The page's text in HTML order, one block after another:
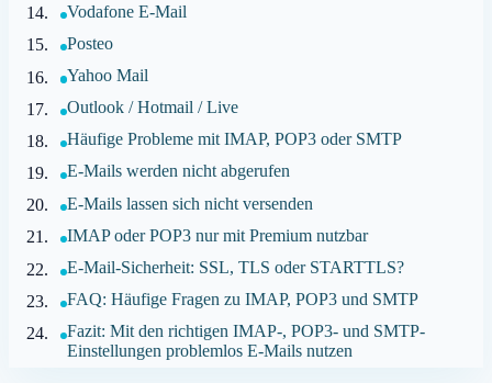
Vodafone E-Mail
Posteo
Yahoo Mail
Outlook / Hotmail / Live
Häufige Probleme mit IMAP, POP3 oder SMTP
E-Mails werden nicht abgerufen
E-Mails lassen sich nicht versenden
IMAP oder POP3 nur mit Premium nutzbar
E-Mail-Sicherheit: SSL, TLS oder STARTTLS?
FAQ: Häufige Fragen zu IMAP, POP3 und SMTP
Fazit: Mit den richtigen IMAP-, POP3- und SMTP-
Einstellungen problemlos E-Mails nutzen